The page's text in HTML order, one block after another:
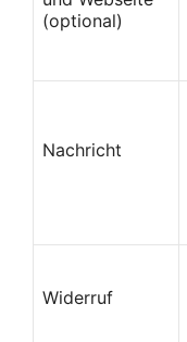
(optional)
Nachricht
Widerruf